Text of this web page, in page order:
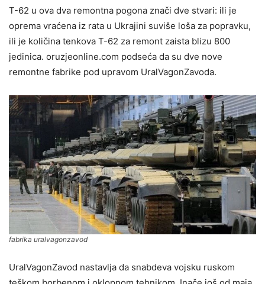
T-62 u ova dva remontna pogona znači dve stvari: ili je
oprema vraćena iz rata u Ukrajini suviše loša za popravku,
ili je količina tenkova T-62 za remont zaista blizu 800
jedinica. oruzjeonline.com podseća da su dve nove
remontne fabrike pod upravom UralVagonZavoda.
fabrika uralvagonzavod
UralVagonZavod nastavlja da snabdeva vojsku ruskom